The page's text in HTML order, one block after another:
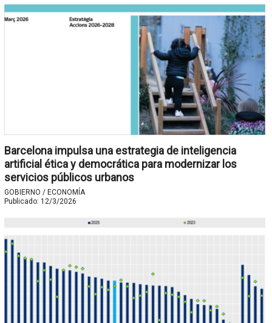
Barcelona impulsa una estrategia de inteligencia
artificial ética y democrática para modernizar los
servicios públicos urbanos
GOBIERNO / ECONOMÍA
Publicado: 12/3/2026